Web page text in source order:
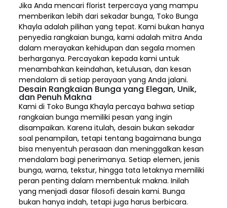
Jika Anda mencari florist terpercaya yang mampu
memberikan lebih dari sekadar bunga, Toko Bunga
Khayla adalah pilihan yang tepat. Kami bukan hanya
penyedia rangkaian bunga, kami adalah mitra Anda
dalam merayakan kehidupan dan segala momen
berharganya. Percayakan kepada kami untuk
menambahkan keindahan, ketulusan, dan kesan
mendalam di setiap perayaan yang Anda jalani.
Desain Rangkaian Bunga yang Elegan, Unik,
dan Penuh Makna
Kami di Toko Bunga Khayla percaya bahwa setiap
rangkaian bunga memiliki pesan yang ingin
disampaikan. Karena itulah, desain bukan sekadar
soal penampilan, tetapi tentang bagaimana bunga
bisa menyentuh perasaan dan meninggalkan kesan
mendalam bagi penerimanya. Setiap elemen, jenis
bunga, warna, tekstur, hingga tata letaknya memiliki
peran penting dalam membentuk makna. Inilah
yang menjadi dasar filosofi desain kami. Bunga
bukan hanya indah, tetapi juga harus berbicara.